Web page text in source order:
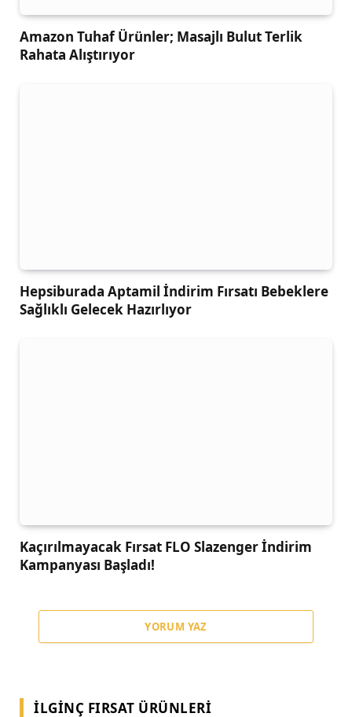
Amazon Tuhaf Ürünler; Masajlı Bulut Terlik
Rahata Alıştırıyor
Hepsiburada Aptamil İndirim Fırsatı Bebeklere
Sağlıklı Gelecek Hazırlıyor
Kaçırılmayacak Fırsat FLO Slazenger İndirim
Kampanyası Başladı!
YORUM YAZ
İLGINÇ FIRSAT ÜRÜNLERI